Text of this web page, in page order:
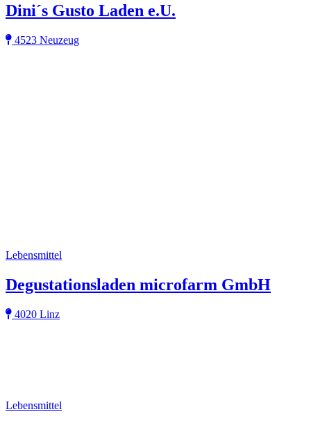
Dini´s Gusto Laden e.U.
4523 Neuzeug
Lebensmittel
Degustationsladen microfarm GmbH
4020 Linz
Lebensmittel